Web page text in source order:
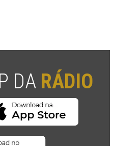
DA RÁDIO